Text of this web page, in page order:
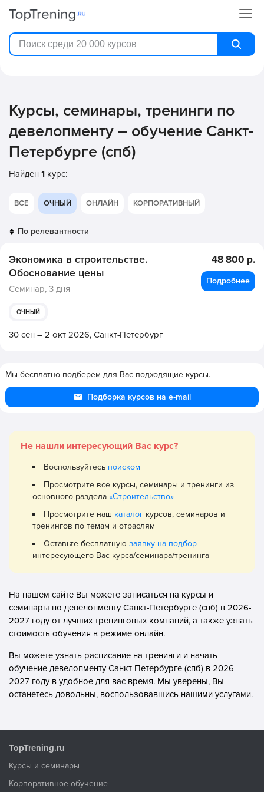
Курсы, семинары, тренинги по
девелопменту – обучение Санкт-
Петербурге (спб)
Найден 1 курс:
ВСЕ ОЧНЫЙ ОНЛАЙН КОРПОРАТИВНЫЙ
Экономика в строительстве.
Обоснование цены
Семинар, 3 дня
ОЧНЫЙ
30 сен – 2 окт 2026, Санкт-Петербург
48 800 р.
Подробнее
Мы бесплатно подберем для Вас подходящие курсы.
Подборка курсов на e-mail
Не нашли интересующий Вас курс?
Воспользуйтесь поиском
Просмотрите все курсы, семинары и тренинги из
основного раздела «Строительство»
Просмотрите наш каталог курсов, семинаров и
тренингов по темам и отраслям
Оставьте бесплатнуюзаявку на подбор
интересующего Вас курса/семинара/тренинга
На нашем сайте Вы можете записаться на курсы и
семинары по девелопменту Санкт-Петербурге (спб) в 2026-
2027 году от лучших тренинговых компаний, а также узнать
стоимость обучения в режиме онлайн.
Вы можете узнать расписание на тренинги и начать
обучение девелопменту Санкт-Петербурге (спб) в 2026-
2027 году в удобное для вас время. Мы уверены, Вы
останетесь довольны, воспользовавшись нашими услугами.
TopTrening.ru
Курсы и семинары
Корпоративное обучение